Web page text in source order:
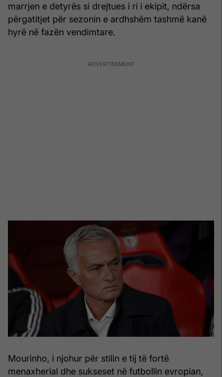
marrjen e detyrës si drejtues i ri i ekipit, ndërsa
përgatitjet për sezonin e ardhshëm tashmë kanë
hyrë në fazën vendimtare.
Mourinho, i njohur për stilin e tij të fortë
menaxherial dhe sukseset në futbollin evropian,